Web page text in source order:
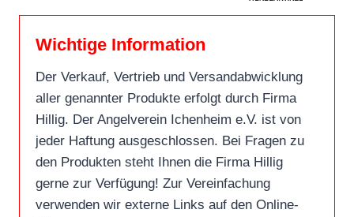
Wichtige Information
Der Verkauf, Vertrieb und Versandabwicklung
aller genannter Produkte erfolgt durch Firma
Hillig. Der Angelverein Ichenheim e.V. ist von
jeder Haftung ausgeschlossen. Bei Fragen zu
den Produkten steht Ihnen die Firma Hillig
gerne zur Verfügung! Zur Vereinfachung
verwenden wir externe Links auf den Online-